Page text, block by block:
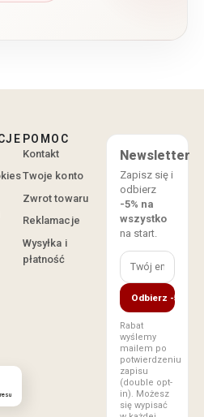
POMOC
Kontakt
Twoje konto
Zwrot towaru
Reklamacje
Wysyłka i
płatność
Newsletter
Zapisz się i
odbierz
-5% na
wszystko
na start.
Odbierz -5%
Rabat
wyślemy
mailem po
potwierdzeniu
zapisu
(double opt-
in). Możesz
się wypisać